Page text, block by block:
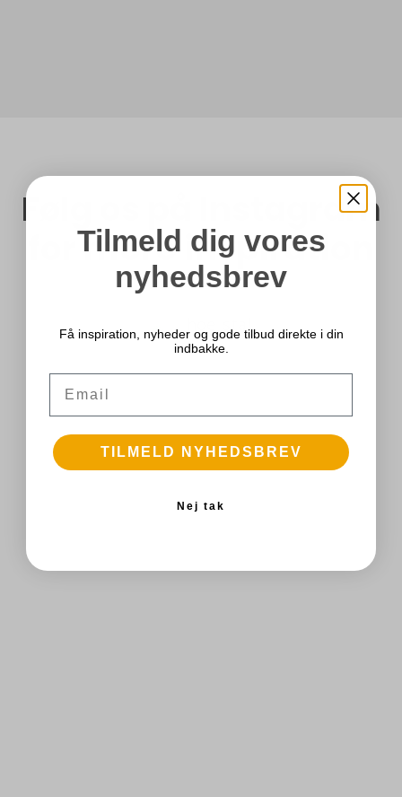
Følg os på Instagram
for mere inspiration
Tilmeld dig vores
nyhedsbrev
Få inspiration, nyheder og gode tilbud direkte i din
indbakke.
TILMELD NYHEDSBREV
Nej tak